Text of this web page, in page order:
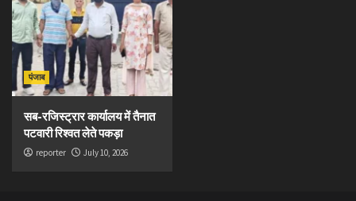
पंजाब
सब-रजिस्ट्रार कार्यालय में तैनात
पटवारी रिश्वत लेते पकड़ा
reporter July 10, 2026